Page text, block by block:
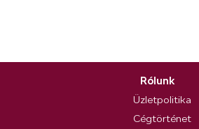
Rólunk
Üzletpolitika
Cégtörténet